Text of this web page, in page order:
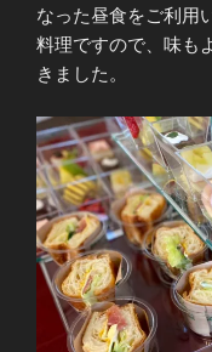
なった昼食をご利用
料理ですので、味も
きました。